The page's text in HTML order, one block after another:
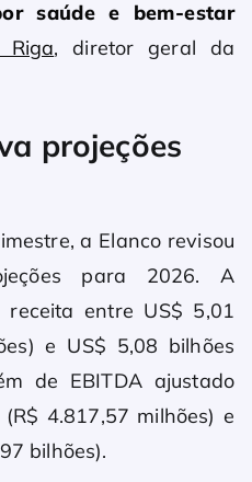
saúde e bem-estar
Riga, diretor geral da
projeções
a Elanco revisou
para 2026. A
entre US$ 5,01
e US$ 5,08 bilhões
de EBITDA ajustado
4.817,57 milhões) e
bilhões).